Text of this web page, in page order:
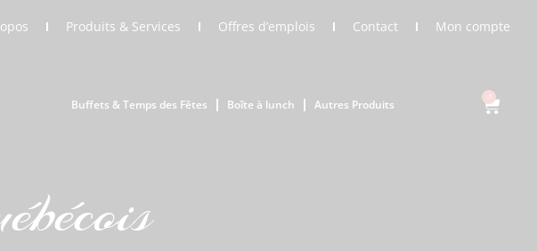
Produits & Services Offres d’emplois Contact Mon compte
Buffets & Temps des Fêtes Boîte à lunch Autres Produits
0